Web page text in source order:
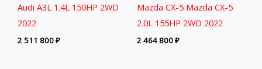
Audi A3L 1.4L 150HP 2WD
2022
2 511 800₽
Mazda CX-5 Mazda CX-5
2.0L 155HP 2WD 2022
2 464 800₽